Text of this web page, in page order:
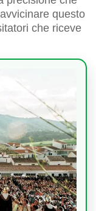
questo
che riceve